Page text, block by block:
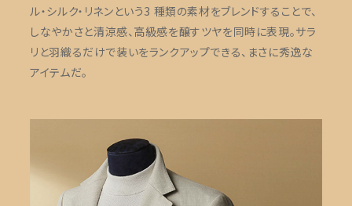
ル・シルク・リネンという3 種類の素材をブレンドすることで、
しなやかさと清涼感、高級感を醸すツヤを同時に表現。サラ
リと羽織るだけで装いをランクアップできる、まさに秀逸な
アイテムだ。